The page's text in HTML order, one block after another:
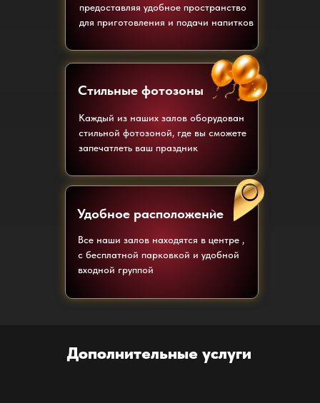
Стильные фотозоны
Удобное расположение
Каждый из наших залов оборудован
стильной фотозоной, где вы сможете
запечатлеть ваш праздник
предоставляя удобное пространство
для приготовления и подачи напитков
Все наши залов находятся в центре ,
с бесплатной парковкой и удобной
входной группой
Дополнительные услуги